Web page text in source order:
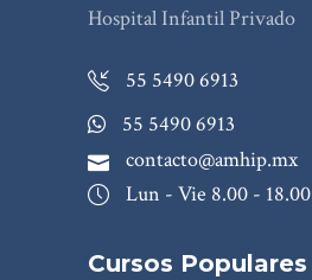
Hospital Infantil Privado
55 5490 6913
55 5490 6913
contacto@amhip.mx
Lun - Vie 8.00 - 18.00
Cursos Populares